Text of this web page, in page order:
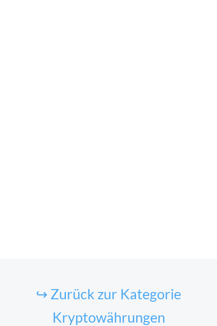
↪ Zurück zur Kategorie
Kryptowährungen